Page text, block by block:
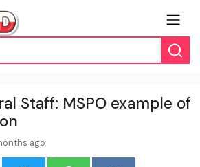
Staff: MSPO example of
ago